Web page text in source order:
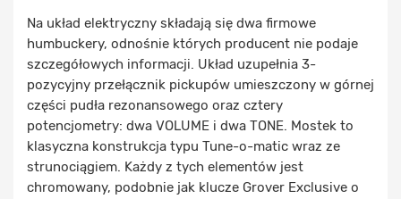
Na układ elektryczny składają się dwa firmowe
humbuckery, odnośnie których producent nie podaje
szczegółowych informacji. Układ uzupełnia 3-
pozycyjny przełącznik pickupów umieszczony w górnej
części pudła rezonansowego oraz cztery
potencjometry: dwa VOLUME i dwa TONE. Mostek to
klasyczna konstrukcja typu Tune-o-matic wraz ze
strunociągiem. Każdy z tych elementów jest
chromowany, podobnie jak klucze Grover Exclusive o